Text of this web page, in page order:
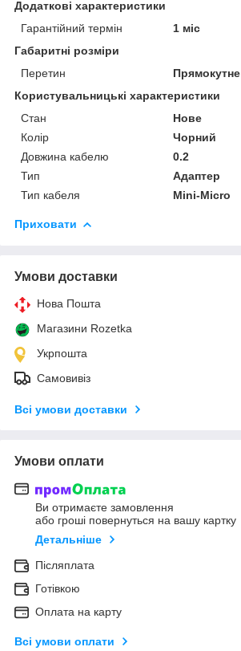
Додаткові характеристики
Гарантійний термін
1 міс
Габаритні розміри
Перетин
Прямокутне
Користувальницькі характеристики
Стан
Нове
Колір
Чорний
Довжина кабелю
0.2
Тип
Адаптер
Тип кабеля
Mini-Micro
Приховати
Умови доставки
Нова Пошта
Магазини Rozetka
Укрпошта
Самовивіз
Всі умови доставки
Умови оплати
Ви отримаєте замовлення
або гроші повернуться на вашу картку
Детальніше
Післяплата
Готівкою
Оплата на карту
Всі умови оплати